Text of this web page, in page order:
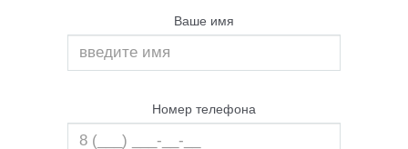
Ваше имя
Номер телефона